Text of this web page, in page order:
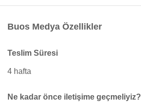
Buos Medya Özellikler
Teslim Süresi
4 hafta
Ne kadar önce iletişime geçmeliyiz?